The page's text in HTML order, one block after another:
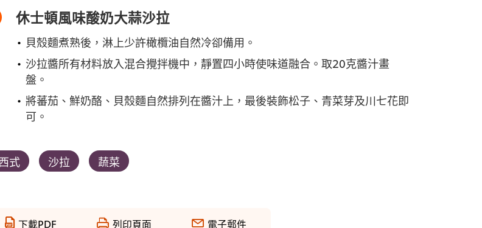
休士頓風味酸奶大蒜沙拉
貝殼麵煮熟後，淋上少許橄欖油自然冷卻備用。
沙拉醬所有材料放入混合攪拌機中，靜置四小時使味道融合。取20克醬汁畫
盤。
將蕃茄、鮮奶酪、貝殼麵自然排列在醬汁上，最後裝飾松子、青菜芽及川七花即
可。
式 沙拉 蔬菜
下載PDF 列印頁面 電子郵件